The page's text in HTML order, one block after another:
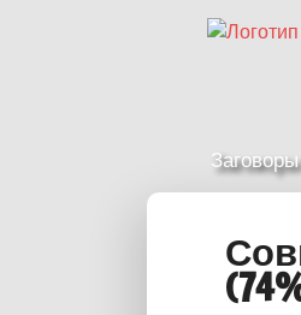
Заговоры